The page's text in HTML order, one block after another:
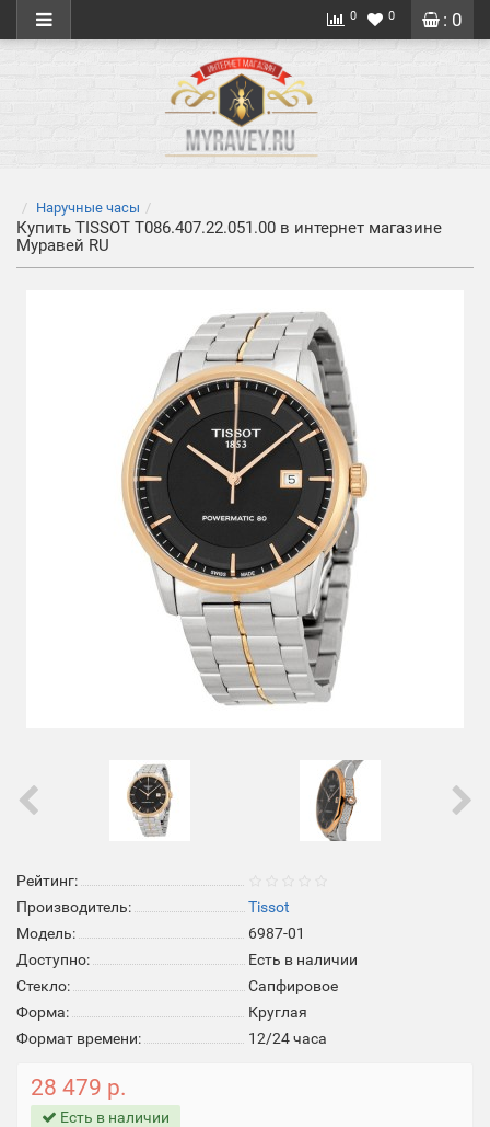
: 0
0 0
Наручные часы
Купить TISSOT T086.407.22.051.00 в интернет магазине
Муравей RU
Рейтинг:
Производитель:
Tissot
Модель:
6987-01
Доступно:
Есть в наличии
Стекло:
Cапфировое
Форма:
Круглая
Формат времени:
12/24 часа
28 479 р.
Есть в наличии